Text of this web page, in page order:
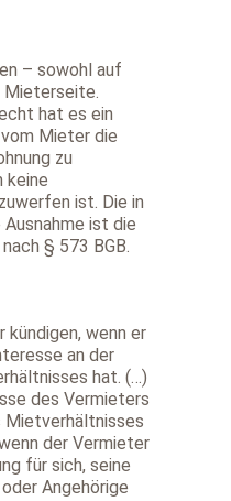
– sowohl auf
Mieterseite.
hat es ein
Mieter die
zu
keine
ist. Die in
ist die
§ 573 BGB.
kündigen, wenn er
an der
hat. (…)
des Vermieters
Mietverhältnisses
der Vermieter
für sich, seine
Angehörige